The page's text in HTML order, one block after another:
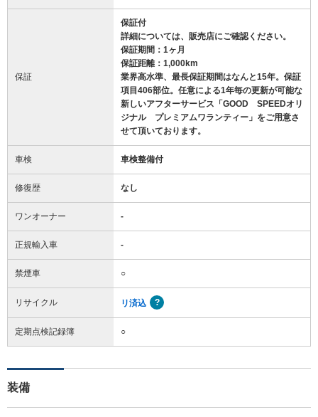
保証
保証付
詳細については、販売店にご確認ください。
保証期間：1ヶ月
保証距離：1,000km
業界高水準、最長保証期間はなんと15年。保証
項目406部位。任意による1年毎の更新が可能な
新しいアフターサービス「GOOD SPEEDオリ
ジナル プレミアムワランティー」をご用意さ
せて頂いております。
車検 車検整備付
修復歴 なし
ワンオーナー -
正規輸入車 -
禁煙車 ○
リサイクル リ済込
定期点検記録簿 ○
装備